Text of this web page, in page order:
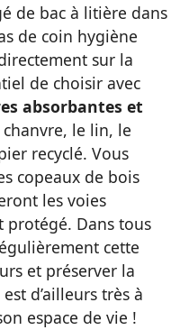
de bac à litière dans
de coin hygiène
sur la
de choisir avec
absorbantes et
le lin, le
recyclé. Vous
copeaux de bois
les voies
Dans tous
cette
et préserver la
d’ailleurs très à
espace de vie !